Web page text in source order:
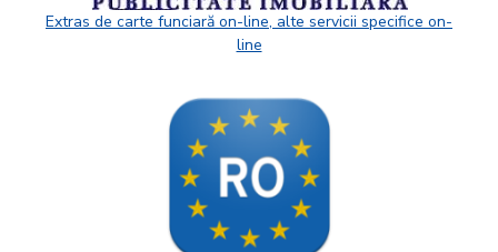
Extras de carte funciară on-line, alte servicii specifice on-
line